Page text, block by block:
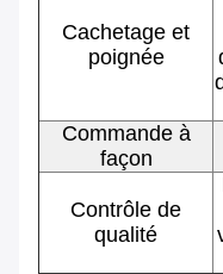
Cachetage et
poignée
Commande à
façon
Contrôle de
qualité